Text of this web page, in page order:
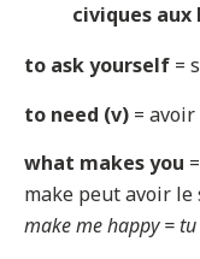
civiques aux
to ask yourself =
to need (v) =
what makes you
make peut avoir le
make me happy =